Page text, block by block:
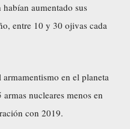
aumentado sus
entre 10 y 30 ojivas cada
en el planeta
nucleares menos en
con 2019.